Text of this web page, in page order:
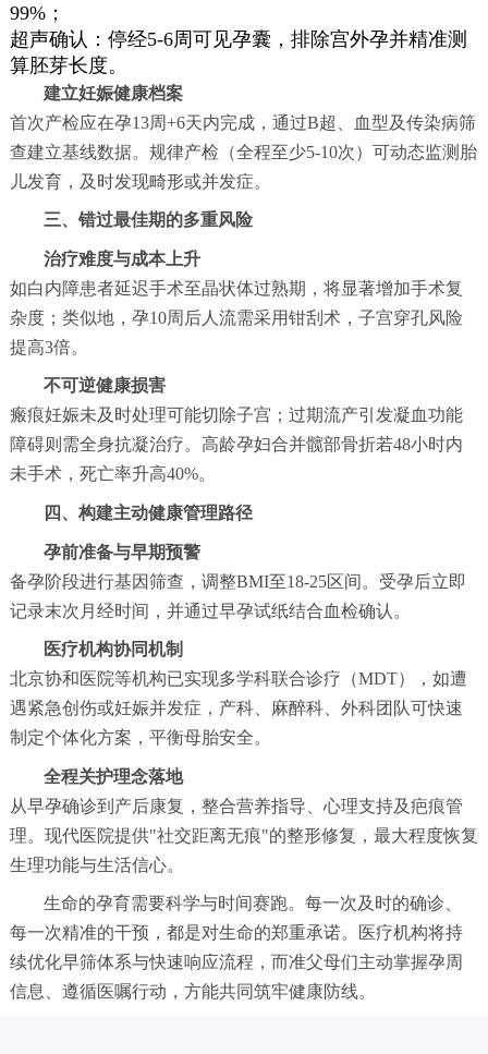
99%；
超声确认：停经5-6周可见孕囊，排除宫外孕并精准测
算胚芽长度。
建立妊娠健康档案
首次产检应在孕13周+6天内完成，通过B超、血型及传染病筛
查建立基线数据。规律产检（全程至少5-10次）可动态监测胎
儿发育，及时发现畸形或并发症。
三、错过最佳期的多重风险
治疗难度与成本上升
如白内障患者延迟手术至晶状体过熟期，将显著增加手术复
杂度；类似地，孕10周后人流需采用钳刮术，子宫穿孔风险
提高3倍。
不可逆健康损害
瘢痕妊娠未及时处理可能切除子宫；过期流产引发凝血功能
障碍则需全身抗凝治疗。高龄孕妇合并髋部骨折若48小时内
未手术，死亡率升高40%。
四、构建主动健康管理路径
孕前准备与早期预警
备孕阶段进行基因筛查，调整BMI至18-25区间。受孕后立即
记录末次月经时间，并通过早孕试纸结合血检确认。
医疗机构协同机制
北京协和医院等机构已实现多学科联合诊疗（MDT），如遭
遇紧急创伤或妊娠并发症，产科、麻醉科、外科团队可快速
制定个体化方案，平衡母胎安全。
全程关护理念落地
从早孕确诊到产后康复，整合营养指导、心理支持及疤痕管
理。现代医院提供"社交距离无痕"的整形修复，最大程度恢复
生理功能与生活信心。
生命的孕育需要科学与时间赛跑。每一次及时的确诊、
每一次精准的干预，都是对生命的郑重承诺。医疗机构将持
续优化早筛体系与快速响应流程，而准父母们主动掌握孕周
信息、遵循医嘱行动，方能共同筑牢健康防线。